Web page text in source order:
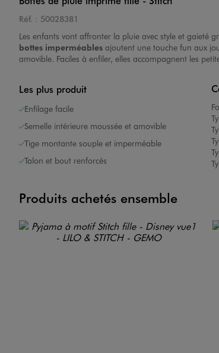
Réf. : 50028381
Les enfants vont affronter la pluie avec style et gaieté
bottes imperméables ajoutent une touche fun aux
amovible. Faciles à enfiler, elles accompagnent les
Les plus produit
Enfilage facile
Semelle intérieure moussée et amovible
Tige montante souple et imperméable
Talon et bout renforcés
Produits achetés ensemble